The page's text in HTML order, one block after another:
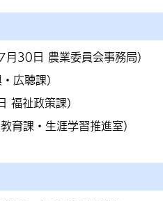
月30日 農業委員会事務局）
広聴課）
福祉政策課）
育課・生涯学習推進室）